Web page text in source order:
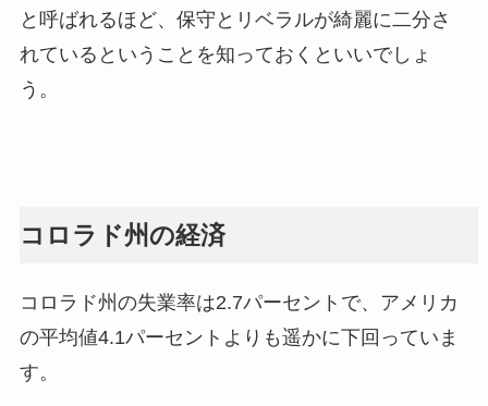
と呼ばれるほど、保守とリベラルが綺麗に二分さ
れているということを知っておくといいでしょ
う。
コロラド州の経済
コロラド州の失業率は2.7パーセントで、アメリカ
の平均値4.1パーセントよりも遥かに下回っていま
す。